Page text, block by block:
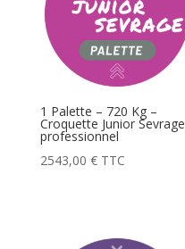
1 Palette – 720 Kg –
Croquette Junior Sevrage
professionnel
2543,00 € TTC